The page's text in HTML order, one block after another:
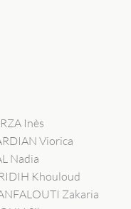
Inès
Viorica
Nadia
Khouloud
Zakaria